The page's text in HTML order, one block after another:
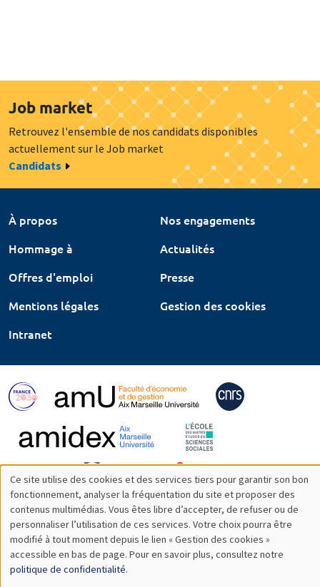
Job market
Retrouvez l'ensemble de nos candidats disponibles
actuellement sur le Job market
Candidats
À propos
Nos engagements
Hommage à
Actualités
Offres d'emploi
Presse
Mentions légales
Gestion des cookies
Intranet
Utilisation
des
données
personnelles
Ce site utilise des cookies et des services tiers pour garantir son bon
fonctionnement, analyser la fréquentation du site et proposer des
contenus multimédias. Vous êtes libre d’accepter, de refuser ou de
personnaliser l’utilisation de ces services. Votre choix pourra être
modifié à tout moment depuis le lien « Gestion des cookies »
accessible en bas de page. Pour en savoir plus, consultez notre
politique de confidentialité.